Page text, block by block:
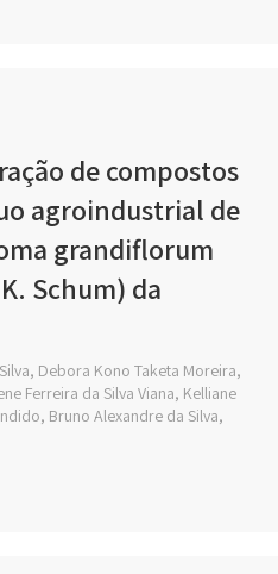
de compostos
agroindustrial de
grandiflorum
Schum) da
Debora Kono Taketa Moreira,
Ferreira da Silva Viana, Kelliane
Bruno Alexandre da Silva,